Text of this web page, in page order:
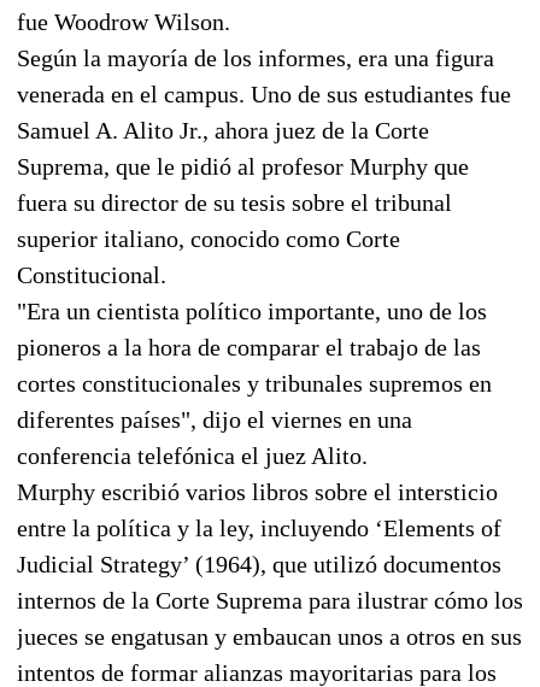
fue Woodrow Wilson.
Según la mayoría de los informes, era una figura
venerada en el campus. Uno de sus estudiantes fue
Samuel A. Alito Jr., ahora juez de la Corte
Suprema, que le pidió al profesor Murphy que
fuera su director de su tesis sobre el tribunal
superior italiano, conocido como Corte
Constitucional.
"Era un cientista político importante, uno de los
pioneros a la hora de comparar el trabajo de las
cortes constitucionales y tribunales supremos en
diferentes países", dijo el viernes en una
conferencia telefónica el juez Alito.
Murphy escribió varios libros sobre el intersticio
entre la política y la ley, incluyendo ‘Elements of
Judicial Strategy’ (1964), que utilizó documentos
internos de la Corte Suprema para ilustrar cómo los
jueces se engatusan y embaucan unos a otros en sus
intentos de formar alianzas mayoritarias para los